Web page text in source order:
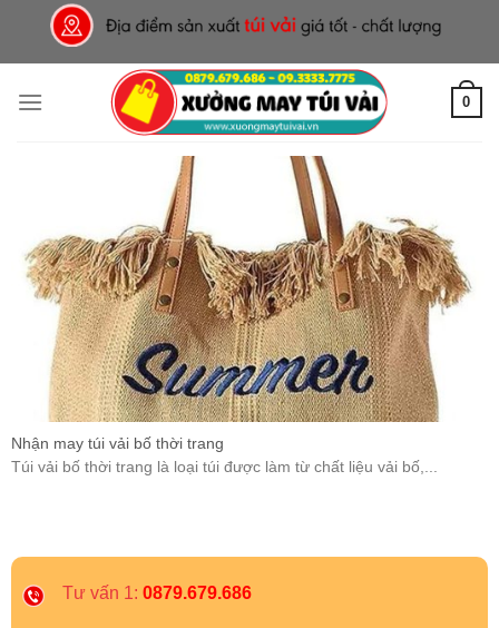
content
0
Nhận may túi vải bố thời trang
Túi vải bố thời trang là loại túi được làm từ chất liệu vải bố,...
Tư vấn 1: 0879.679.686